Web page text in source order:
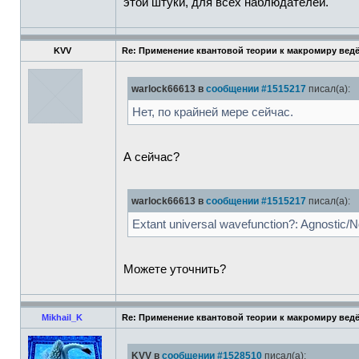
KVV Re: Применение квантовой теории к макромиру
warlock66613 в сообщении #1515217 писал(а):
Нет, по крайней мере сейчас.
А сейчас?
warlock66613 в сообщении #1515217 писал(а):
Extant universal wave­function?: Agnostic/
Можете уточнить?
Mikhail_K Re: Применение квантовой теории к макромиру
KVV в сообщении #1528510 писал(а):